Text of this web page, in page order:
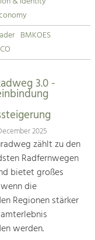
BMKOES
3.0 -
2025
zählt zu den
Radfernwegen
bietet großes
die
Regionen stärker
werden.